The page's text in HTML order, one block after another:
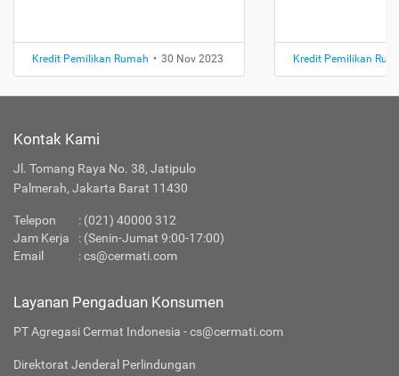
Kredit Pemilikan Rumah • 30 Nov 2023 Kredit Pemilikan
Kontak Kami
Jl. Tomang Raya No. 38, Jatipulo
Palmerah, Jakarta Barat 11430
Telepon : (021) 40000 312
Jam Kerja
: (Senin-Jumat 9:00-17:00)
Email
:cs@cermati.com
Layanan Pengaduan Konsumen
PT Agregasi Cermat Indonesia - cs@cermati.com
Direktorat Jenderal Perlindungan